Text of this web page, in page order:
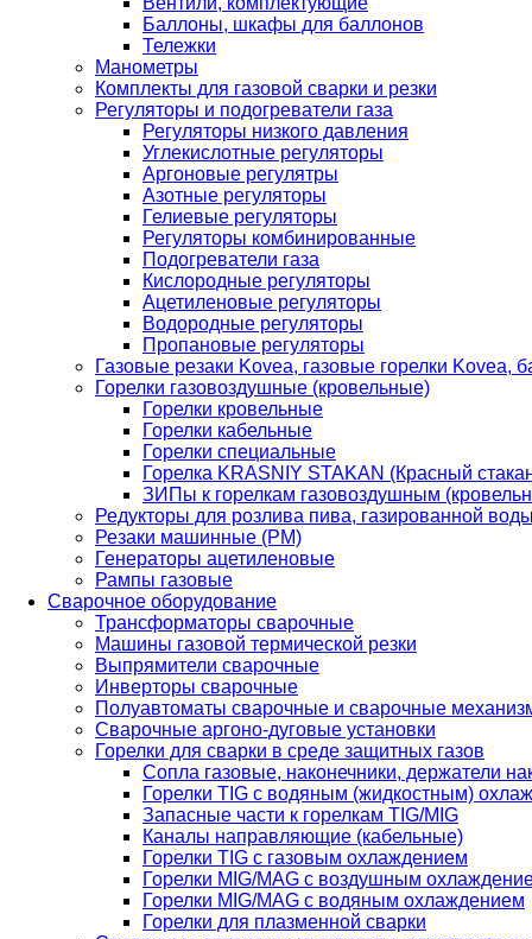
Баллоны, шкафы для баллонов
Тележки
Манометры
Комплекты для газовой сварки и резки
Регуляторы и подогреватели газа
Регуляторы низкого давления
Углекислотные регуляторы
Аргоновые регулятры
Азотные регуляторы
Гелиевые регуляторы
Регуляторы комбинированные
Подогреватели газа
Кислородные регуляторы
Ацетиленовые регуляторы
Водородные регуляторы
Пропановые регуляторы
Газовые резаки Kovea, газовые горелки Kovea,
Горелки газовоздушные (кровельные)
Горелки кровельные
Горелки кабельные
Горелки специальные
Горелка KRASNIY STAKAN (Красный
ЗИПы к горелкам газовоздушным
Редукторы для розлива пива, газированной
Резаки машинные (РМ)
Генераторы ацетиленовые
Рампы газовые
Сварочное оборудование
Трансформаторы сварочные
Машины газовой термической резки
Выпрямители сварочные
Инверторы сварочные
Полуавтоматы сварочные и сварочные
Сварочные аргоно-дуговые установки
Горелки для сварки в среде защитных газов
Сопла газовые, наконечники, держатели
Горелки TIG с водяным (жидкостным)
Запасные части к горелкам TIG/MIG
Каналы направляющие (кабельные)
Горелки TIG с газовым охлаждением
Горелки MIG/MAG с воздушным
Горелки MIG/MAG с водяным охлаждением
Горелки для плазменной сварки